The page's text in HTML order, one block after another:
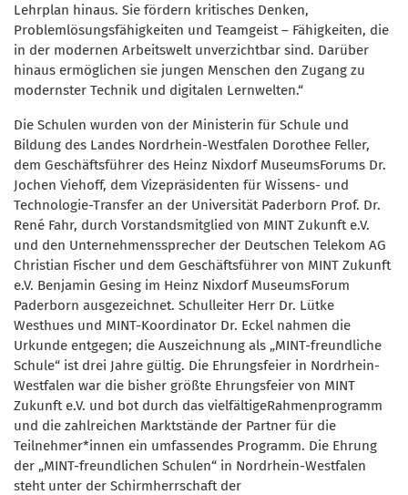
Lehrplan hinaus. Sie fördern kritisches Denken,
Problemlösungsfähigkeiten und Teamgeist – Fähigkeiten, die
in der modernen Arbeitswelt unverzichtbar sind. Darüber
hinaus ermöglichen sie jungen Menschen den Zugang zu
modernster Technik und digitalen Lernwelten.“
Die Schulen wurden von der Ministerin für Schule und
Bildung des Landes Nordrhein-Westfalen Dorothee Feller,
dem Geschäftsführer des Heinz Nixdorf MuseumsForums Dr.
Jochen Viehoff, dem Vizepräsidenten für Wissens- und
Technologie-Transfer an der Universität Paderborn Prof. Dr.
René Fahr, durch Vorstandsmitglied von MINT Zukunft e.V.
und den Unternehmenssprecher der Deutschen Telekom AG
Christian Fischer und dem Geschäftsführer von MINT Zukunft
e.V. Benjamin Gesing im Heinz Nixdorf MuseumsForum
Paderborn ausgezeichnet. Schulleiter Herr Dr. Lütke
Westhues und MINT-Koordinator Dr. Eckel nahmen die
Urkunde entgegen; die Auszeichnung als „MINT-freundliche
Schule“ ist drei Jahre gültig. Die Ehrungsfeier in Nordrhein-
Westfalen war die bisher größte Ehrungsfeier von MINT
Zukunft e.V. und bot durch das vielfältigeRahmenprogramm
und die zahlreichen Marktstände der Partner für die
Teilnehmer*innen ein umfassendes Programm. Die Ehrung
der „MINT-freundlichen Schulen“ in Nordrhein-Westfalen
steht unter der Schirmherrschaft der